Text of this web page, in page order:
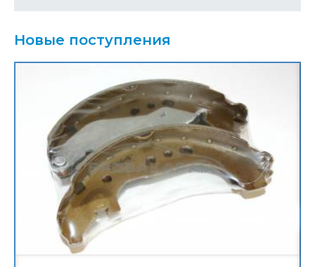
Новые поступления
Корпус механизма изменен. фаз
ГРМ 1.8 FSI
Бренд:BORSEHUNG
Артикул: 06H109210AG
Цена:
2 760,00 ₴
Сайлентблок зад.рычага Oct.А5